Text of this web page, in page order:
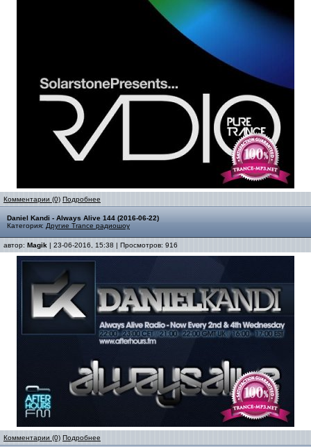
Комментарии (0) Подробнее
Daniel Kandi - Always Alive 144 (2016-06-22)
Категория: Другие Trance радиошоу
автор: Magik | 23-06-2016, 15:38 | Просмотров: 916
Комментарии (0) Подробнее